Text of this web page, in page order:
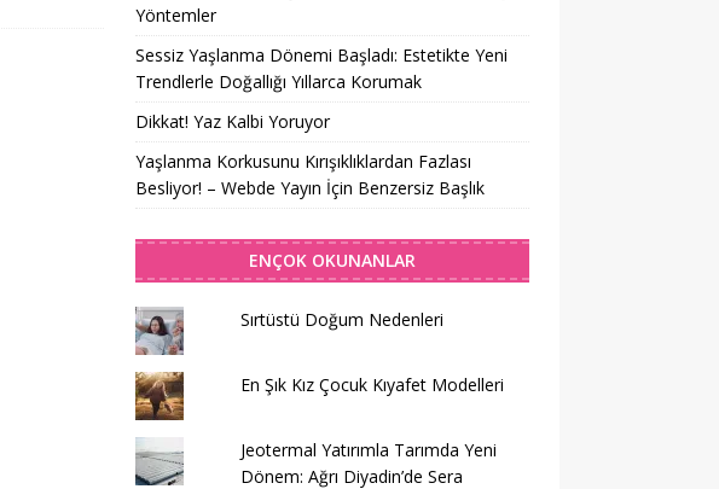
Yöntemler
Sessiz Yaşlanma Dönemi Başladı: Estetikte Yeni
Trendlerle Doğallığı Yıllarca Korumak
Dikkat! Yaz Kalbi Yoruyor
Yaşlanma Korkusunu Kırışıklıklardan Fazlası
Besliyor! – Webde Yayın İçin Benzersiz Başlık
ENÇOK OKUNANLAR
Sırtüstü Doğum Nedenleri
En Şık Kız Çocuk Kıyafet Modelleri
Jeotermal Yatırımla Tarımda Yeni
Dönem: Ağrı Diyadin’de Sera